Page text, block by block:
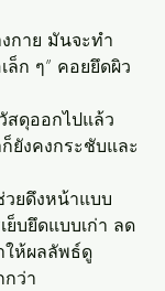
กาย มันจะทำ
ก ๆ” คอยยึดผิว
สดุออกไปแล้ว
ยังคงกระชับและ
วยดึงหน้าแบบ
บยึดแบบเก่า ลด
ให้ผลลัพธ์ดู
ว่า